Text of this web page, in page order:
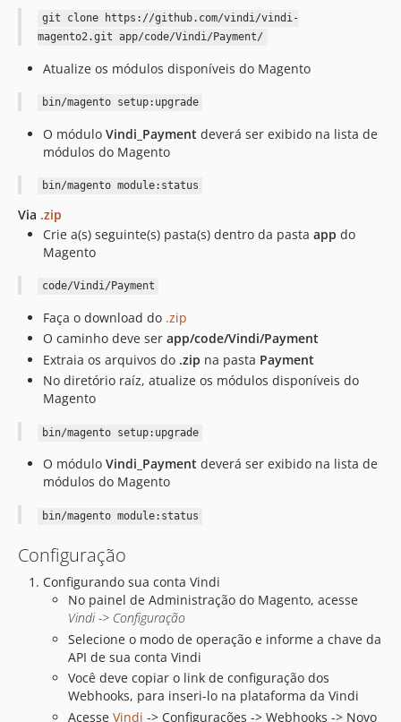
git clone https://github.com/vindi/vindi-
magento2.git app/code/Vindi/Payment/
Atualize os módulos disponíveis do Magento
bin/magento setup:upgrade
O módulo Vindi_Payment deverá ser exibido na lista de
módulos do Magento
bin/magento module:status
Via .zip
Crie a(s) seguinte(s) pasta(s) dentro da pasta app do
Magento
code/Vindi/Payment
Faça o download do .zip
O caminho deve ser app/code/Vindi/Payment
Extraia os arquivos do .zip na pasta Payment
No diretório raíz, atualize os módulos disponíveis do
Magento
bin/magento setup:upgrade
O módulo Vindi_Payment deverá ser exibido na lista de
módulos do Magento
bin/magento module:status
Configuração
Configurando sua conta Vindi
No painel de Administração do Magento, acesse
Vindi -> Configuração
Selecione o modo de operação e informe a chave da
API de sua conta Vindi
Você deve copiar o link de configuração dos
Webhooks, para inseri-lo na plataforma da Vindi
Acesse Vindi -> Configurações -> Webhooks -> Novo